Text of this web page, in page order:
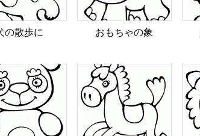
の散歩に おもちゃの象